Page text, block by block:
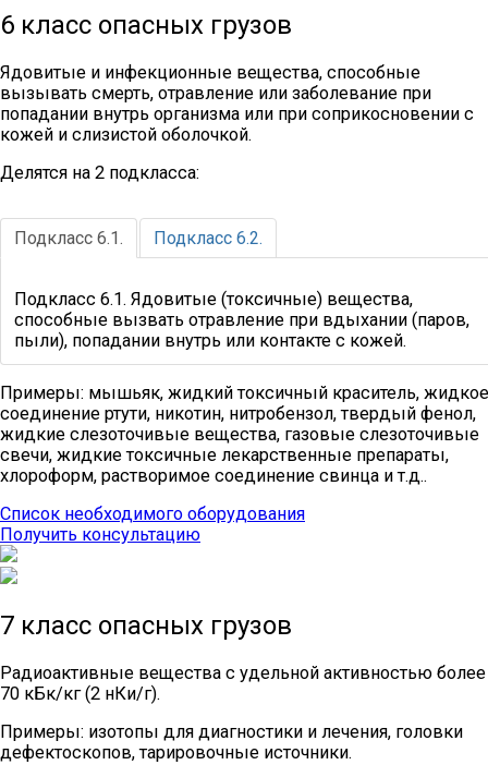
6 класс опасных грузов
Ядовитые и инфекционные вещества, способные
вызывать смерть, отравление или заболевание при
попадании внутрь организма или при соприкосновении с
кожей и слизистой оболочкой.
Делятся на 2 подкласса:
Подкласс 6.1. Подкласс 6.2.
Подкласс 6.1. Ядовитые (токсичные) вещества,
способные вызвать отравление при вдыхании (паров,
пыли), попадании внутрь или контакте с кожей.
Примеры: мышьяк, жидкий токсичный краситель, жидкое
соединение ртути, никотин, нитробензол, твердый фенол,
жидкие слезоточивые вещества, газовые слезоточивые
свечи, жидкие токсичные лекарственные препараты,
хлороформ, растворимое соединение свинца и т.д..
Список необходимого оборудования
Получить консультацию
7 класс опасных грузов
Радиоактивные вещества с удельной активностью более
70 кБк/кг (2 нКи/г).
Примеры: изотопы для диагностики и лечения, головки
дефектоскопов, тарировочные источники.